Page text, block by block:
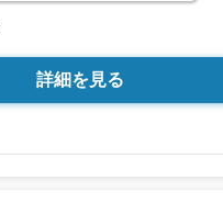
詳細を見る